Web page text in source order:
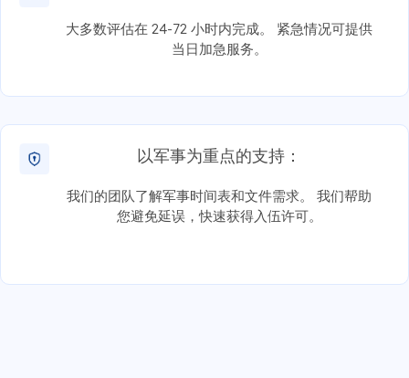
大多数评估在 24-72 小时内完成。 紧急情况可提供
当日加急服务。
以军事为重点的支持：
我们的团队了解军事时间表和文件需求。 我们帮助
您避免延误，快速获得入伍许可。